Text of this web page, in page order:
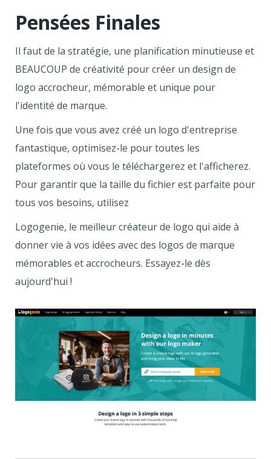
Pensées Finales
Il faut de la stratégie, une planification minutieuse et
BEAUCOUP de créativité pour créer un design de
logo accrocheur, mémorable et unique pour
l'identité de marque.
Une fois que vous avez créé un logo d'entreprise
fantastique, optimisez-le pour toutes les
plateformes où vous le téléchargerez et l'afficherez.
Pour garantir que la taille du fichier est parfaite pour
tous vos besoins, utilisez
Logogenie, le meilleur créateur de logo qui aide à
donner vie à vos idées avec des logos de marque
mémorables et accrocheurs. Essayez-le dès
aujourd'hui !